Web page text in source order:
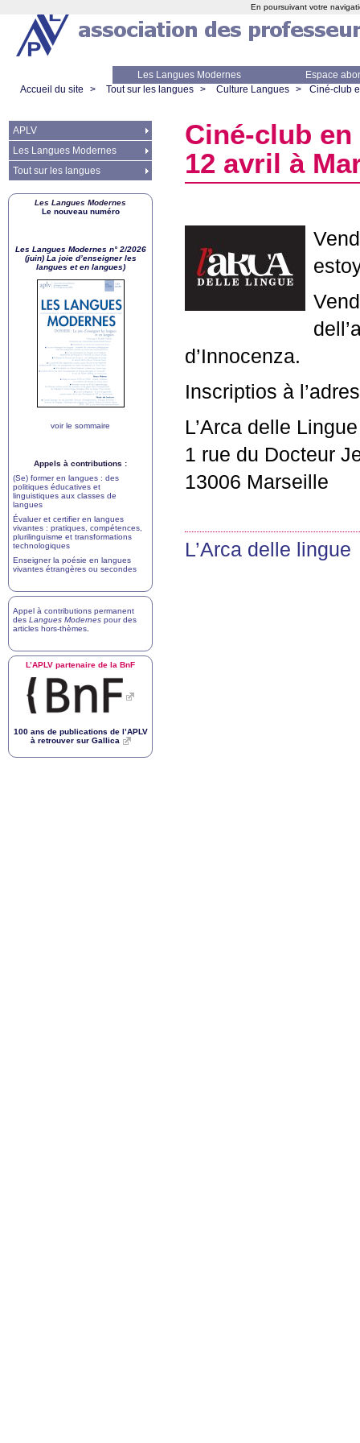
Les Langues Modernes
Espace
Accueil du site
> Tout sur les langues > Culture Langues > Ciné-club
Ciné-club
12 avril à
d’Innocenza.
Inscriptios à
L’Arca delle Lingue
1 rue du Docteur
13006 Marseille
L’Arca delle lingue
APLV
Les Langues Modernes
Tout sur les langues
Les Langues Modernes
Le nouveau numéro
Les Langues Modernes n° 2/2026
(juin) La joie d’enseigner les
langues et en langues)
voir le sommaire
Appels à contributions :
(Se) former en langues : des
politiques éducatives et
linguistiques aux classes de
langues
Évaluer et certifier en langues
vivantes : pratiques, compétences,
plurilinguisme et transformations
technologiques
Enseigner la poésie en langues
vivantes étrangères ou secondes
Appel à contributions permanent
des Langues Modernes pour des
articles hors-thèmes
L’APLV partenaire de la BnF
100 ans de publications de l’APLV
à retrouver sur Gallica
En poursuivant votre